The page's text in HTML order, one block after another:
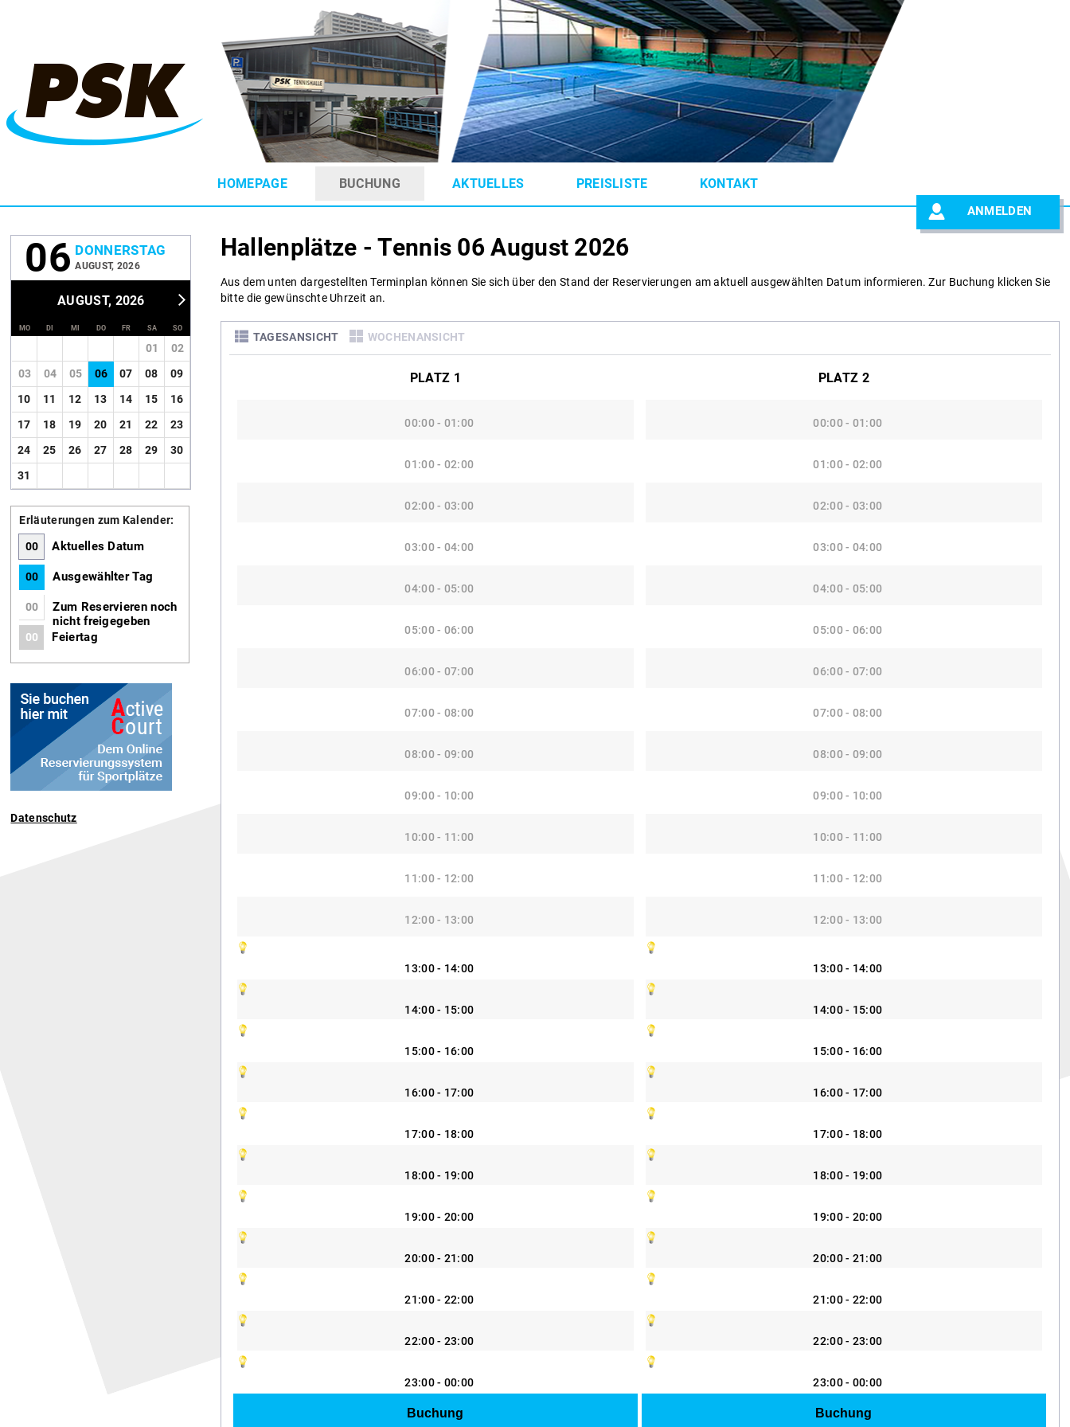
HOMEPAGE BUCHUNG AKTUELLES PREISLISTE KONTAKT
ANMELDEN
Hallenplätze - Tennis 06 August 2026
Aus dem unten dargestellten Terminplan können Sie sich über den Stand der Reservierungen am aktuell ausgewählten Datum informieren. Zur Buchung klicken Sie
bitte die gewünschte Uhrzeit an.
TAGESANSICHT WOCHENANSICHT
PLATZ 1
00:00 - 01:00
01:00 - 02:00
02:00 - 03:00
03:00 - 04:00
04:00 - 05:00
05:00 - 06:00
06:00 - 07:00
07:00 - 08:00
08:00 - 09:00
09:00 - 10:00
10:00 - 11:00
11:00 - 12:00
12:00 - 13:00
13:00 - 14:00
14:00 - 15:00
15:00 - 16:00
16:00 - 17:00
17:00 - 18:00
18:00 - 19:00
19:00 - 20:00
20:00 - 21:00
21:00 - 22:00
22:00 - 23:00
23:00 - 00:00
PLATZ 2
00:00 - 01:00
01:00 - 02:00
02:00 - 03:00
03:00 - 04:00
04:00 - 05:00
05:00 - 06:00
06:00 - 07:00
07:00 - 08:00
08:00 - 09:00
09:00 - 10:00
10:00 - 11:00
11:00 - 12:00
12:00 - 13:00
13:00 - 14:00
14:00 - 15:00
15:00 - 16:00
16:00 - 17:00
17:00 - 18:00
18:00 - 19:00
19:00 - 20:00
20:00 - 21:00
21:00 - 22:00
22:00 - 23:00
23:00 - 00:00
06 DONNERSTAG
AUGUST, 2026
AUGUST, 2026
MO DI MI DO FR SA SO
01
02
03
04 05 06 07 08
09
10
11 12 13 14 15
16
17
18 19 20 21 22
23
24
25 26 27 28 29
30
31
Erläuterungen zum Kalender:
00 Aktuelles Datum
00 Ausgewählter Tag
00
Zum Reservieren noch
nicht freigegeben
00 Feiertag
Datenschutz